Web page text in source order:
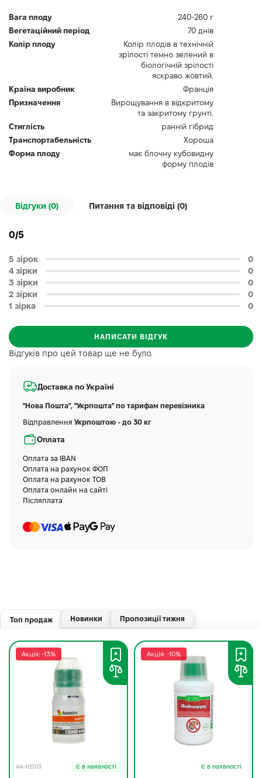
Вага плоду
240-260 г
Вегетаційний період
70 днів
Колір плоду
Колір плодів в технічній
зрілості темно зелений в
біологічній зрілості
яскраво жовтий.
Країна виробник
Франція
Призначення
Вирощування в відкритому
та закритому грунті.
Стиглість
ранній гібрид
Транспортабельність
Хороша
Форма плоду
має блочну кубовидну
форму плодів
Відгуки (0) Питання та відповіді (0)
Відгуків про цей товар ще не було.
0/5
5 зірок
0
4 зірки
0
3 зірки
0
2 зірки
0
1 зірка
0
НАПИСАТИ ВІДГУК
Доставка по Україні
"Нова Пошта", "Укрпошта" по тарифам перевізника
Відправлення Укрпоштою - до 30 кг
Оплата
Оплата за IBAN
Оплата на рахунок ФОП
Оплата на рахунок ТОВ
Оплата онлайн на сайті
Післяплата
Топ продаж Новинки Пропозиції тижня
Акція: -13%
AA-10203 Є в наявності
Акція: -10%
Є в наявності